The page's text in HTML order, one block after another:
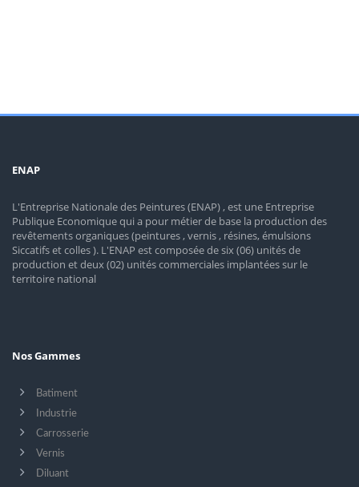
ENAP
L'Entreprise Nationale des Peintures (ENAP) , est une Entreprise
Publique Economique qui a pour métier de base la production des
revêtements organiques (peintures , vernis , résines, émulsions
Siccatifs et colles ). L'ENAP est composée de six (06) unités de
production et deux (02) unités commerciales implantées sur le
territoire national
Nos Gammes
Batiment
Industrie
Carrosserie
Vernis
Diluant